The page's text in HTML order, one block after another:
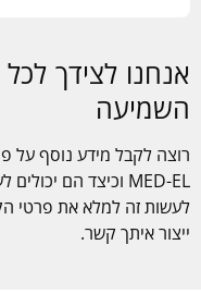
אנחנו לצידך
השמיעה
רוצה לקבל מידע נוסף על
MED-EL וכיצד הם יכולים
לעשות זה למלא את פרטי
ייצור איתך קשר.